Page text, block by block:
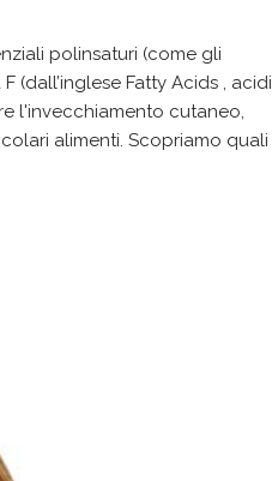
polinsaturi (come gli
(dall’inglese Fatty Acids , acidi
l'invecchiamento cutaneo,
alimenti. Scopriamo quali